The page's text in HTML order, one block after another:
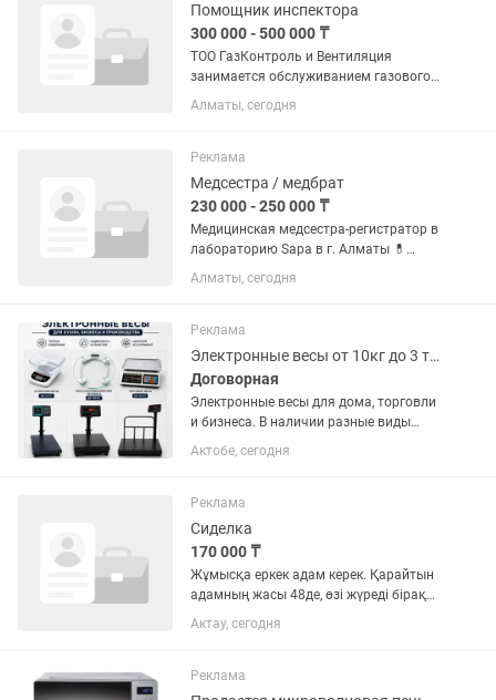
Помощник инспектора
300 000 - 500 000 ₸
ТОО ГазКонтроль и Вентиляция
занимается обслуживанием газового
оборудования, вентиляционных
каналов, а также монтажом систем
территории частных жилых домов и...
Алматы, сегодня
Реклама
Медсестра / медбрат
230 000 - 250 000 ₸
Медицинская медсестра-регистратор в
лабораторию Sapa в г. Алматы 💊
Обязанности: - регистрация пациентов
лаборатории; - внутривенные инъекции
гинекологического и урологического...
Алматы, сегодня
Реклама
Электронные весы от 10кг до 3 тонн
Договорная
Электронные весы для дома, торговли
и бизнеса. В наличии разные виды
весов: кухонные до 10 кг, весы для
человека, торговые весы 40 кг,
тонн. Разные модели и...
Актобе, сегодня
Реклама
Сиделка
170 000 ₸
Жұмысқа еркек адам керек. Қарайтын
адамның жасы 48де, өзі жүреді бірақ
қолынаң страховать етип ұстап тұру
керек. Жерге жатқызып зарядка істеу
керек(2 этажда тұрады)....
Актау, сегодня
Реклама